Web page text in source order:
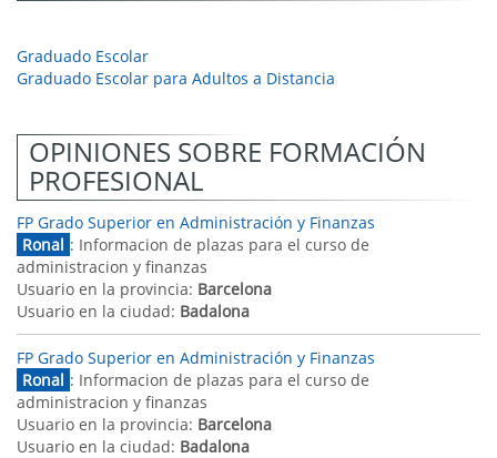
Graduado Escolar
Graduado Escolar para Adultos a Distancia
OPINIONES SOBRE FORMACIÓN
PROFESIONAL
FP Grado Superior en Administración y Finanzas
Ronal : Informacion de plazas para el curso de
administracion y finanzas
Usuario en la provincia: Barcelona
Usuario en la ciudad: Badalona
FP Grado Superior en Administración y Finanzas
Ronal : Informacion de plazas para el curso de
administracion y finanzas
Usuario en la provincia: Barcelona
Usuario en la ciudad: Badalona